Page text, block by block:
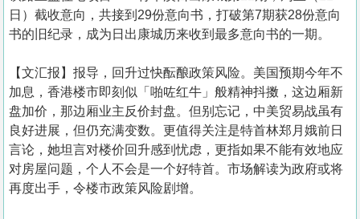
於
我
们
日）截收意向，共接到29份意向书，打破第7期获28份意向
书的旧纪录，成为日出康城历来收到最多意向书的一期。
【文汇报】报导，回升过快酝酿政策风险。美国预期今年不
加息，香港楼市即刻似「啪咗红牛」般精神抖擞，这边厢新
盘加价，那边厢业主反价封盘。但别忘记，中美贸易战虽有
良好进展，但仍充满变数。更值得关注是特首林郑月娥前日
言论，她坦言对楼价回升感到忧虑，更指如果不能有效地应
对房屋问题，个人不会是一个好特首。市场解读为政府或将
再度出手，令楼市政策风险剧增。